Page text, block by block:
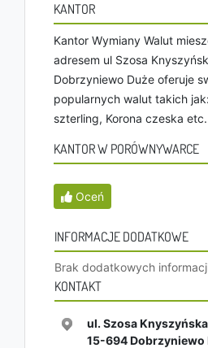
KANTOR
Kantor Wymiany Walut
adresem ul Szosa
Dobrzyniewo Duże oferuje
popularnych walut takich
szterling, Korona czeska etc.
KANTOR W PORÓWNYWARCE
Oceń
INFORMACJE DODATKOWE
Brak dodatkowych
KONTAKT
ul. Szosa Knyszyńska
15-694Dobrzyniewo